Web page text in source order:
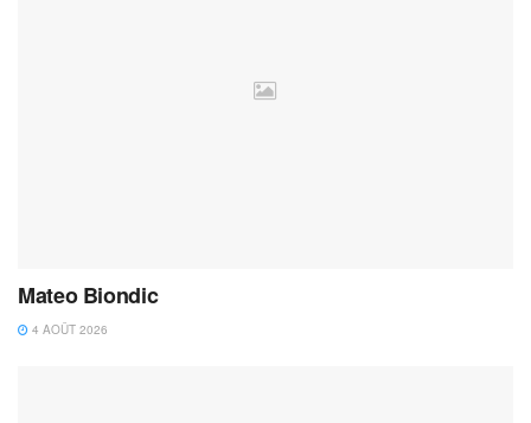
Mateo Biondic
4 AOÛT 2026